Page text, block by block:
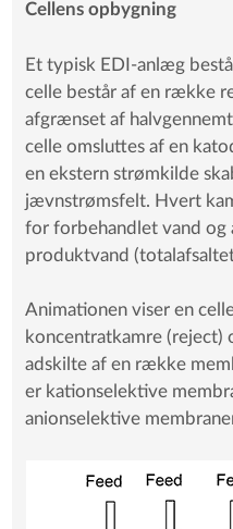
Cellens opbygning
Et typisk EDI-anlæg
celle består af en række
afgrænset af
celle omsluttes af en
en ekstern strømkilde
jævnstrømsfelt. Hvert
for forbehandlet vand og
produktvand
Animationen viser en
koncentratkamre (reject)
adskilte af en række
er kationselektive
anionselektive